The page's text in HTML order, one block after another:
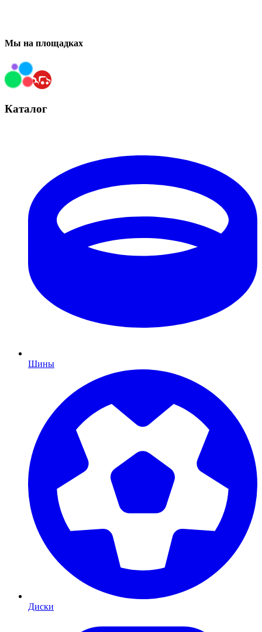
Мы на площадках
Каталог
Шины
Диски